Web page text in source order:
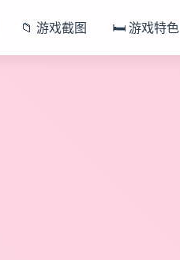
📁 游戏截图 🛏️ 游戏特色